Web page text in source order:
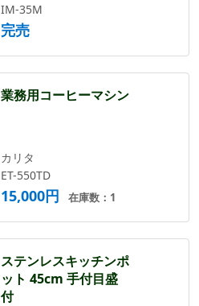
IM-35M
完売
業務用コーヒーマシン
カリタ
ET-550TD
15,000円 在庫数：1
ステンレスキッチンポ
ット 45cm 手付目盛
付